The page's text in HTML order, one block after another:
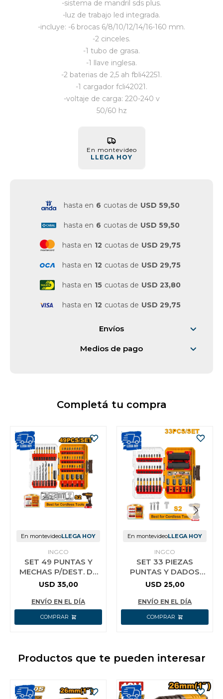
-sistema de mandril sds plus.
-luz de trabajo led integrada.
-incluye: -6 brocas 6/8/10/12/14/16-160 mm.
-2 cinceles.
-1 tubo de grasa.
-1 llave inglesa.
-2 baterias de 2,5 ah fbli42251.
-1 cargador fcli42021.
-voltaje de carga: 220-240 v
50/60 hz
En montevideo
LLEGA HOY
hasta en 6 cuotas de USD 59,50
hasta en 6 cuotas de USD 59,50
hasta en 12 cuotas de USD 29,75
hasta en 12 cuotas de USD 29,75
hasta en 15 cuotas de USD 23,80
hasta en 12 cuotas de USD 29,75
Envíos
Medios de pago
Completá tu compra
En montevideoLLEGA HOY
INGCO
SET 49 PUNTAS Y
MECHAS P/DEST. DE
IMPAC INGCO
USD 35,00
ENVÍO EN EL DÍA
En montevideoLLEGA HOY
INGCO
SET 33 PIEZAS
PUNTAS Y DADOS
PARA IMPACTO
USD 25,00
ENVÍO EN EL DÍA
Productos que te pueden interesar